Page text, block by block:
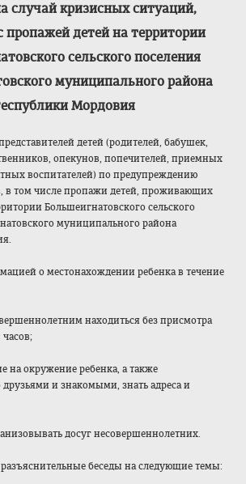
случай кризисных ситуаций,
пропажей детей на территории
го сельского поселения
го муниципального района
Мордовия
детей (родителей, бабушек,
опекунов, попечителей, приемных
воспитателей) по предупреждению
в том числе пропажи детей, проживающих
Большеигнатовского сельского
го муниципального района
о местонахождении ребенка в течение
им находиться без присмотра
на окружение ребенка, а также
друзьями и знакомыми, знать адреса и
досуг несовершеннолетних.
разъяснительные беседы на следующие темы: